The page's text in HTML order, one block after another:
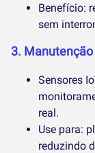
Benefício:
sem
3.
Sensores
real.
Use para:
reduzindo